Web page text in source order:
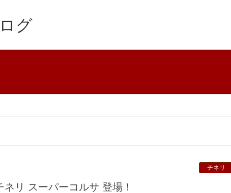
チネリ
ネリ スーパーコルサ 登場！